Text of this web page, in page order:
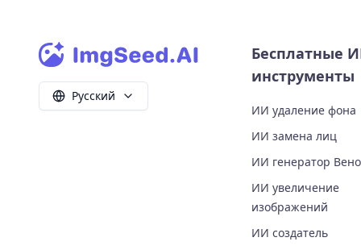
Русский
Бесплатные
инструменты
ИИ удаление фона
ИИ замена лиц
ИИ генератор
ИИ увеличение
изображений
ИИ создатель